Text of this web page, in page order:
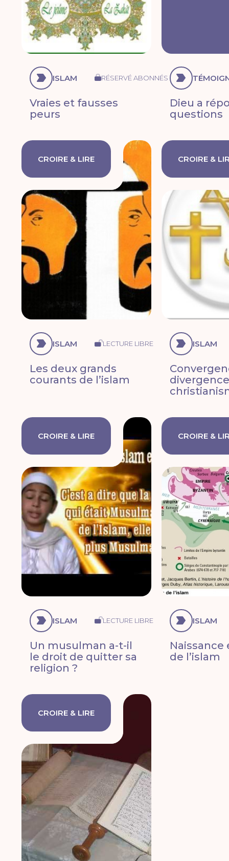
ISLAM RÉSERVÉ ABONNÉS
Vraies et fausses
peurs
Dieu a
questions
CROIRE & LIRE
ISLAM LECTURE LIBRE
Les deux grands
courants de l’islam
CROIRE &
ISLAM
CROIRE & LIRE
ISLAM LECTURE LIBRE
Un musulman a-t-il
le droit de quitter sa
religion ?
CROIRE &
ISLAM
Naissance
de l’islam
CROIRE & LIRE